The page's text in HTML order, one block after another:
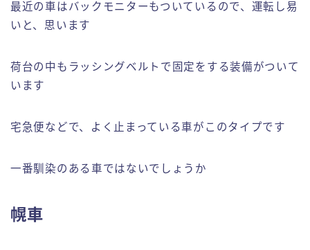
最近の車はバックモニターもついているので、運転し易
いと、思います
荷台の中もラッシングベルトで固定をする装備がついて
います
宅急便などで、よく止まっている車がこのタイプです
一番馴染のある車ではないでしょうか
幌車